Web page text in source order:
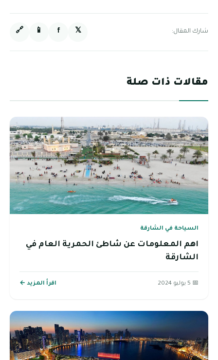
شارك المقال: 𝕏
f
📱
🔗
مقالات ذات صلة
السياحة في الشارقة
اهم المعلومات عن شاطئ الحمرية العام في
الشارقة
📅 5 يوليو 2024 اقرأ المزيد ←